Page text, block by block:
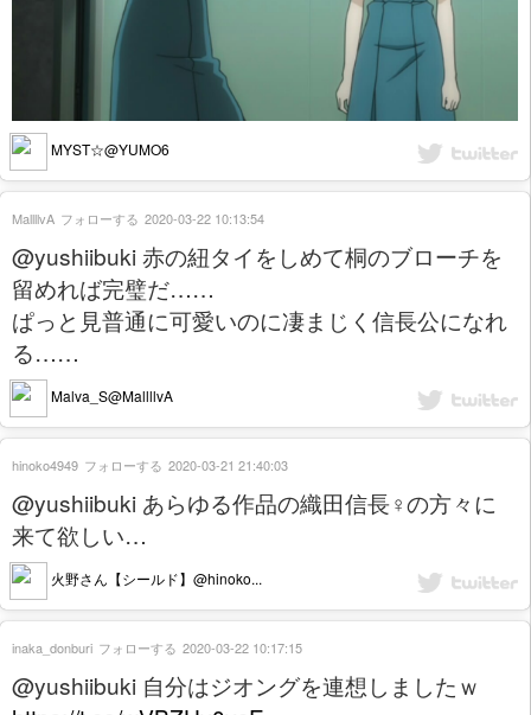
MYST☆@YUMO6
@yushiibuki 赤の紐タイをしめて桐のブローチを
留めれば完璧だ……
ぱっと見普通に可愛いのに凄まじく信長公になれ
る……
Malva_S@MallllvA
MallllvA フォローする 2020-03-22 10:13:54
@yushiibuki あらゆる作品の織田信長♀の方々に
来て欲しい…
火野さん【シールド】@hinoko...
hinoko4949 フォローする 2020-03-21 21:40:03
@yushiibuki 自分はジオングを連想しましたｗ
inaka_donburi フォローする 2020-03-22 10:17:15